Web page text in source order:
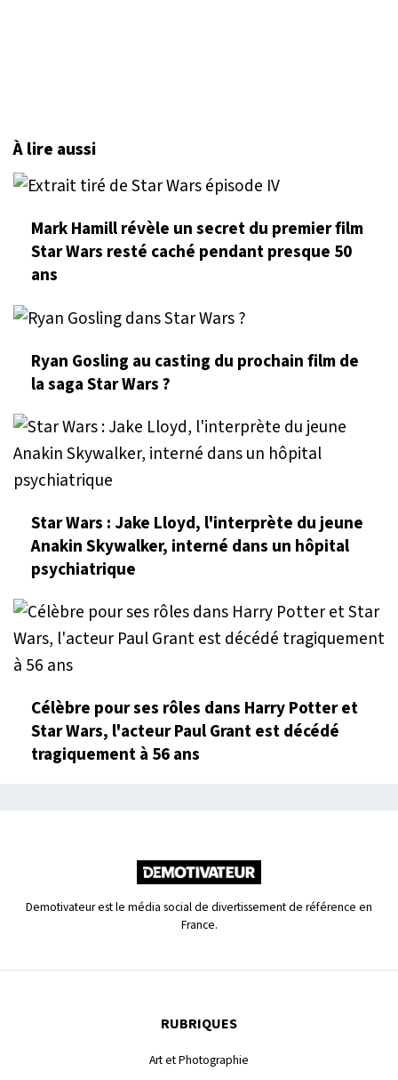
À lire aussi
Mark Hamill révèle un secret du premier film
Star Wars resté caché pendant presque 50
ans
Ryan Gosling au casting du prochain film de
la saga Star Wars ?
Star Wars : Jake Lloyd, l'interprète du jeune
Anakin Skywalker, interné dans un hôpital
psychiatrique
Célèbre pour ses rôles dans Harry Potter et
Star Wars, l'acteur Paul Grant est décédé
tragiquement à 56 ans
Demotivateur est le média social de divertissement de référence en
France.
RUBRIQUES
Art et Photographie